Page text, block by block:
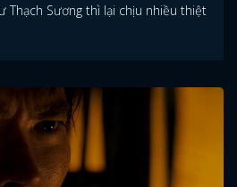
Thạch Sương thì lại chịu nhiều thiệt